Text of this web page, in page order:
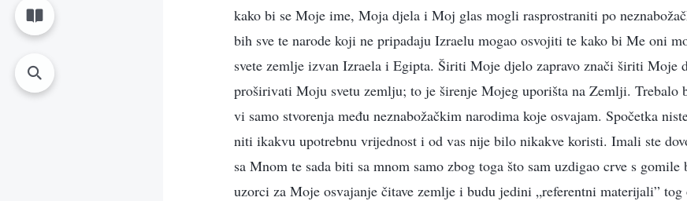
kako bi se Moje ime, Moja djela i Moj glas mogli rasprostraniti po
bih sve te narode koji ne pripadaju Izraelu mogao osvojiti te kako bi Me oni
svete zemlje izvan Izraela i Egipta. Širiti Moje djelo zapravo znači širiti Moje
proširivati Moju svetu zemlju; to je širenje Mojeg uporišta na Zemlji. Trebalo
vi samo stvorenja među neznabožačkim narodima koje osvajam. Spočetka
niti ikakvu upotrebnu vrijednost i od vas nije bilo nikakve koristi. Imali ste
sa Mnom te sada biti sa mnom samo zbog toga što sam uzdigao crve s gomile
uzorci za Moje osvajanje čitave zemlje i budu jedini „referentni materijali” tog